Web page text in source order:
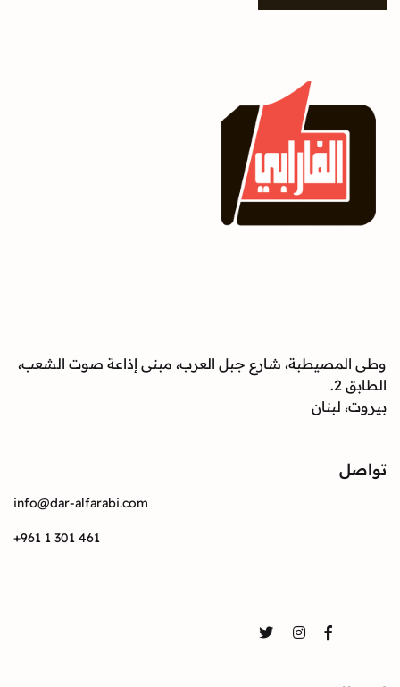
وطى المصيطبة، شارع جبل العرب، مبنى إذاعة صوت الشعب،
الطابق 2.
بيروت، لبنان
تواصل
info@dar-alfarabi.com
+961 1 301 461
Facebook
Instagram
Twitter